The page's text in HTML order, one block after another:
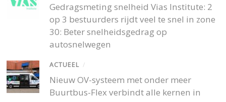
Gedragsmeting snelheid Vias Institute: 2
op 3 bestuurders rijdt veel te snel in zone
30: Beter snelheidsgedrag op
autosnelwegen
ACTUEEL /
Nieuw OV-systeem met onder meer
Buurtbus-Flex verbindt alle kernen in